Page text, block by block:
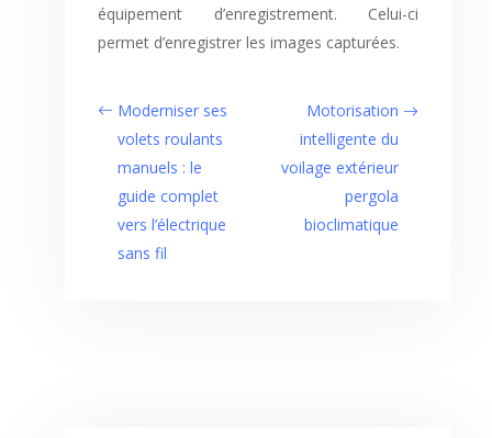
équipement d’enregistrement. Celui-ci
permet d’enregistrer les images capturées.
Moderniser ses
volets roulants
manuels : le
guide complet
vers l’électrique
sans fil
Motorisation
intelligente du
voilage extérieur
pergola
bioclimatique